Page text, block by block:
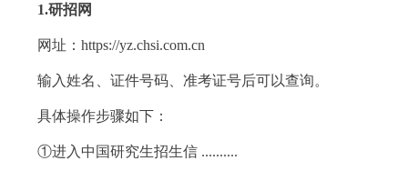
1.研招网
网址：https://yz.chsi.com.cn
输入姓名、证件号码、准考证号后可以查询。
具体操作步骤如下：
①进入中国研究生招生信 ..........